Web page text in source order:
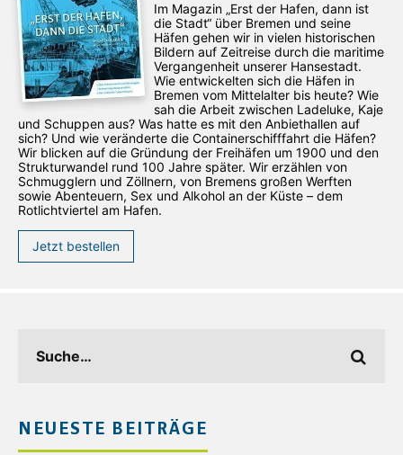
Im Magazin „Erst der Hafen, dann ist
die Stadt“ über Bremen und seine
Häfen gehen wir in vielen historischen
Bildern auf Zeitreise durch die maritime
Vergangenheit unserer Hansestadt.
Wie entwickelten sich die Häfen in
Bremen vom Mittelalter bis heute? Wie
sah die Arbeit zwischen Ladeluke, Kaje
und Schuppen aus? Was hatte es mit den Anbiethallen auf
sich? Und wie veränderte die Containerschifffahrt die Häfen?
Wir blicken auf die Gründung der Freihäfen um 1900 und den
Strukturwandel rund 100 Jahre später. Wir erzählen von
Schmugglern und Zöllnern, von Bremens großen Werften
sowie Abenteuern, Sex und Alkohol an der Küste – dem
Rotlichtviertel am Hafen.
Jetzt bestellen
NEUESTE BEITRÄGE